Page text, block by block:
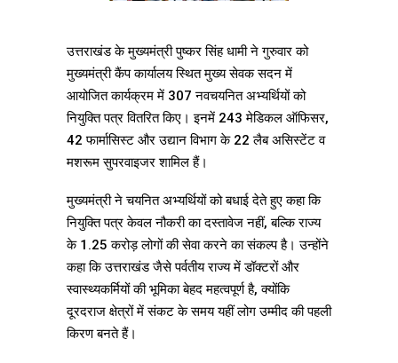
उत्तराखंड के मुख्यमंत्री पुष्कर सिंह धामी ने गुरुवार को
मुख्यमंत्री कैंप कार्यालय स्थित मुख्य सेवक सदन में
आयोजित कार्यक्रम में 307 नवचयनित अभ्यर्थियों को
नियुक्ति पत्र वितरित किए। इनमें 243 मेडिकल ऑफिसर,
42 फार्मासिस्ट और उद्यान विभाग के 22 लैब असिस्टेंट व
मशरूम सुपरवाइजर शामिल हैं।
मुख्यमंत्री ने चयनित अभ्यर्थियों को बधाई देते हुए कहा कि
नियुक्ति पत्र केवल नौकरी का दस्तावेज नहीं, बल्कि राज्य
के 1.25 करोड़ लोगों की सेवा करने का संकल्प है। उन्होंने
कहा कि उत्तराखंड जैसे पर्वतीय राज्य में डॉक्टरों और
स्वास्थ्यकर्मियों की भूमिका बेहद महत्वपूर्ण है, क्योंकि
दूरदराज क्षेत्रों में संकट के समय यहीं लोग उम्मीद की पहली
किरण बनते हैं।